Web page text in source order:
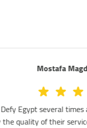
We tried
massage